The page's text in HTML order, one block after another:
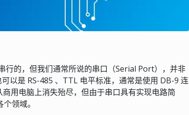
行的，但我们通常所说的串口（Serial Port），并非
以是 RS-485 、TTL 电平标准，通常是使用 DB-9 连
用电脑上消失殆尽，但由于串口具有实现电路简
领域。